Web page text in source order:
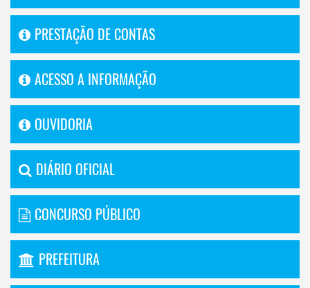
PRESTAÇÃO DE CONTAS
ACESSO A INFORMAÇÃO
OUVIDORIA
DIÁRIO OFICIAL
CONCURSO PÚBLICO
PREFEITURA